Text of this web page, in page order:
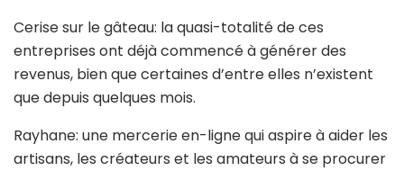
Cerise sur le gâteau: la quasi-totalité de ces
entreprises ont déjà commencé à générer des
revenus, bien que certaines d’entre elles n’existent
que depuis quelques mois.
Rayhane: une mercerie en-ligne qui aspire à aider les
artisans, les créateurs et les amateurs à se procurer